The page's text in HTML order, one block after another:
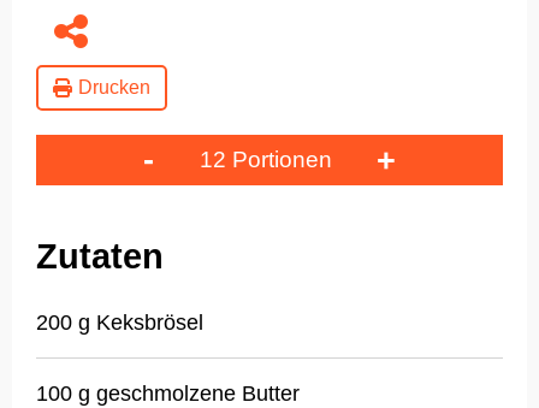
Drucken
- 12 Portionen +
Zutaten
200 g Keksbrösel
100 g geschmolzene Butter